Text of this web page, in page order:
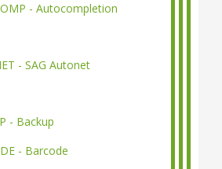
- Autocompletion
- SAG Autonet
- Backup
- Barcode